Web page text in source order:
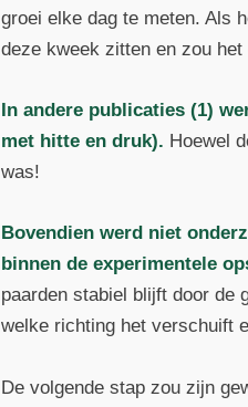
groei elke dag te meten. Als
deze kweek zitten en zou
In andere publicaties (1)
met hitte en druk). Hoewel
was!
Bovendien werd niet
binnen de experimentele
paarden stabiel blijft door de
welke richting het verschuift
De volgende stap zou zijn